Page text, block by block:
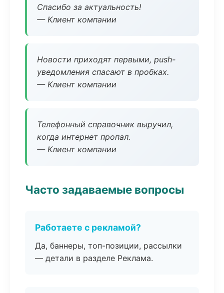
Спасибо за актуальность!
— Клиент компании
Новости приходят первыми, push-
уведомления спасают в пробках.
— Клиент компании
Телефонный справочник выручил,
когда интернет пропал.
— Клиент компании
Часто задаваемые вопросы
Работаете с рекламой?
Да, баннеры, топ-позиции, рассылки
— детали в разделе Реклама.